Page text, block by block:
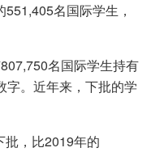
名国际学生，
名国际学生持有
字。近年来，下批的学
，比2019年的